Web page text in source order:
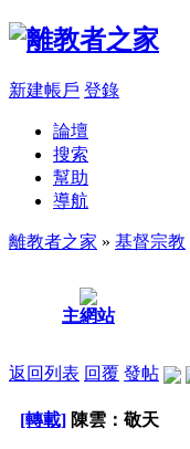
新建帳戶 登錄
論壇
搜索
幫助
導航
離教者之家 » 基督宗教
主網站
返回列表 回覆 發帖
[轉載] 陳雲：敬天